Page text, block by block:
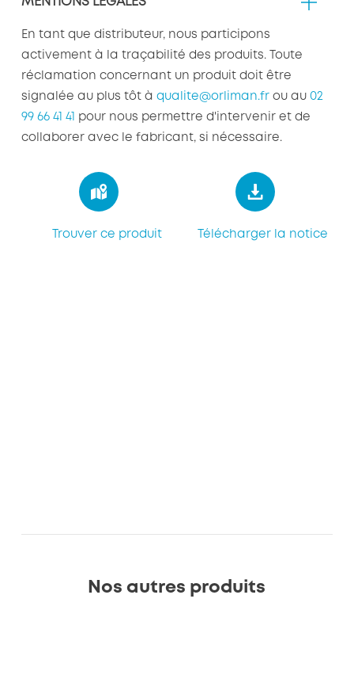
En tant que distributeur, nous participons
activement à la traçabilité des produits. Toute
réclamation concernant un produit doit être
signalée au plus tôt à qualite@orliman.frou au 02
99 66 41 41
pour nous permettre d'intervenir et de
collaborer avec le fabricant, si nécessaire.
Trouver ce produit Télécharger la notice
Nos autres produits